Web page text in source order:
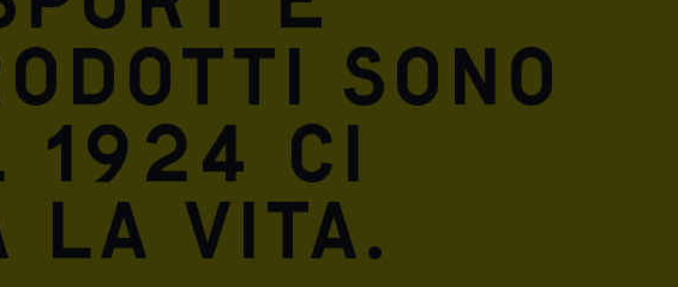
sono
ci
la vita.